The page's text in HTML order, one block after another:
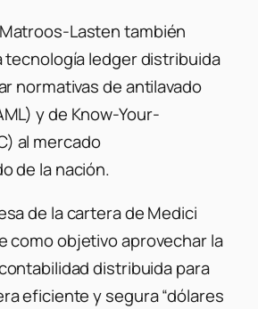
Lasten también
tecnología ledger distribuida
normativas de antilavado
y de Know-Your-
al mercado
de la nación.
de la cartera de Medici
como objetivo aprovechar la
distribuida para
eficiente y segura “dólares